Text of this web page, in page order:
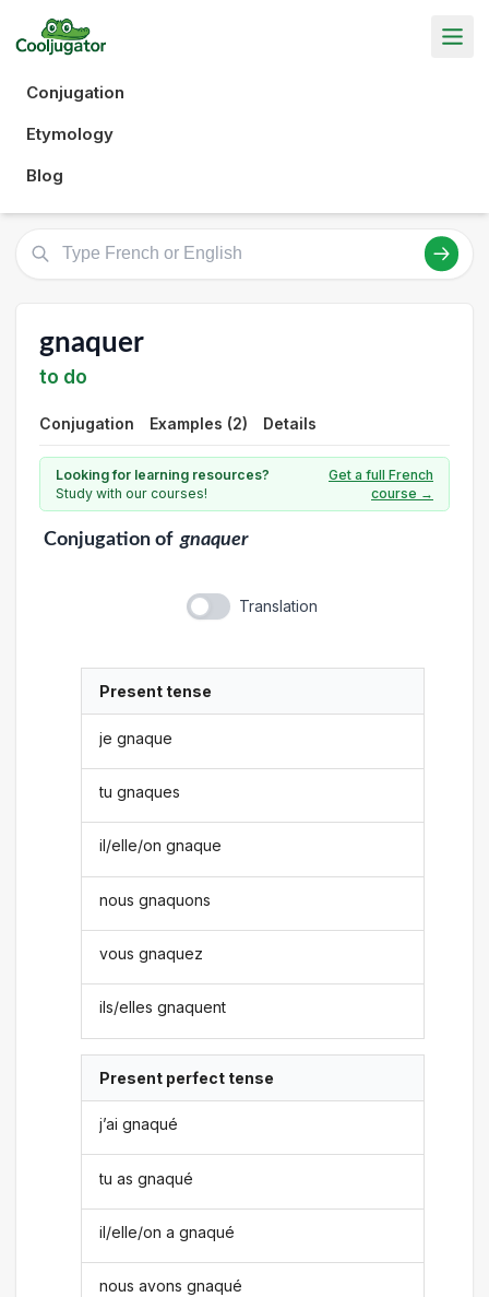
Conjugation
Etymology
Blog
gnaquer
to do
Conjugation Examples (2) Details
Looking for learning resources?
Study with our courses!
Get a full French
course →
Conjugationof gnaquer
Translation
Present tense
je gnaque
tu gnaques
il/elle/on gnaque
nous gnaquons
vous gnaquez
ils/elles gnaquent
Present perfect tense
j’ai gnaqué
tu as gnaqué
il/elle/on a gnaqué
nous avons gnaqué